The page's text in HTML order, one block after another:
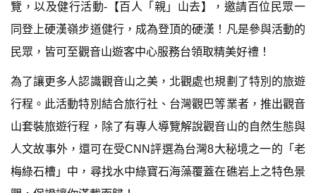
覽，以及健行活動-【百人「親」山去】，邀請百位民眾一
同登上硬漢嶺步道健行，成為登頂的硬漢！凡是參與活動的
民眾，皆可至觀音山遊客中心服務台領取精美好禮！
為了讓更多人認識觀音山之美，北觀處也規劃了特別的旅遊
行程。此活動特別結合旅行社、台灣觀巴等業者，推出觀音
山套裝旅遊行程，除了有專人導覽解說觀音山的自然生態與
人文故事外，還可在受CNN評選為台灣8大秘境之一的「老
梅綠石槽」中，尋找水中綠寶石海藻覆蓋在礁岩上之特色景